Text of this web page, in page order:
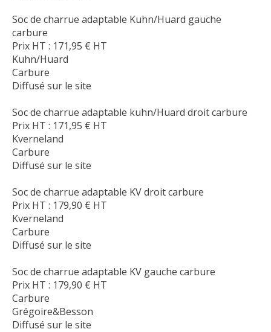
Soc de charrue adaptable Kuhn/Huard gauche
carbure
Prix HT : 171,95 € HT
Kuhn/Huard
Carbure
Diffusé sur le site
Soc de charrue adaptable kuhn/Huard droit carbure
Prix HT : 171,95 € HT
Kverneland
Carbure
Diffusé sur le site
Soc de charrue adaptable KV droit carbure
Prix HT : 179,90 € HT
Kverneland
Carbure
Diffusé sur le site
Soc de charrue adaptable KV gauche carbure
Prix HT : 179,90 € HT
Carbure
Grégoire&Besson
Diffusé sur le site